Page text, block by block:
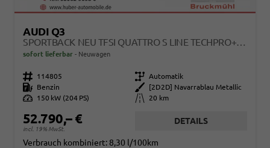
AUDI Q3
SPORTBACK NEU TFSI QUATTRO S LINE TECHPRO+MATRIX+AHK+ALU19+KLIMAPLUS+EXTSCHWARZ+DCC
sofort lieferbar Neuwagen
Fahrzeugnr. 114805 Getriebe Automatik
Kraftstoff
Benzin Außenfarbe
[2D2D] Navarrablau Metallic
Leistung
150 kW (204 PS) Kilometerstand 20 km
52.790,– €
incl. 19% MwSt.
DETAILS
Verbrauch kombiniert: 8,30 l/100km